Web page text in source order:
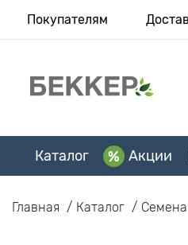
Покупателям
Каталог Акции
Главная Каталог Семена